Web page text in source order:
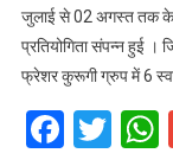
जुलाई से 02 अगस्त तक के
प्रतियोगिता संपन्न हुई ।
फ्रेशर कुरूगी ग्रुप में 6